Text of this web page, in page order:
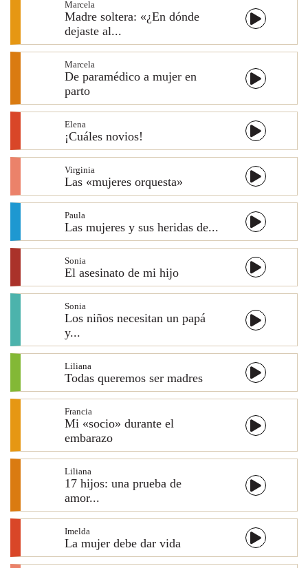
Marcela
Madre soltera: «¿En dónde
dejaste al...
Marcela
De paramédico a mujer en
parto
Elena
¡Cuáles novios!
Virginia
Las «mujeres orquesta»
Paula
Las mujeres y sus heridas de...
Sonia
El asesinato de mi hijo
Sonia
Los niños necesitan un papá
y...
Liliana
Todas queremos ser madres
Francia
Mi «socio» durante el
embarazo
Liliana
17 hijos: una prueba de
amor...
Imelda
La mujer debe dar vida